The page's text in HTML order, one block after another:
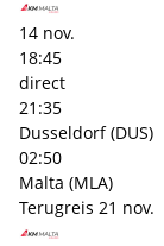
14 nov.
18:45
direct
21:35
Dusseldorf (DUS)
02:50
Malta (MLA)
Terugreis 21 nov.